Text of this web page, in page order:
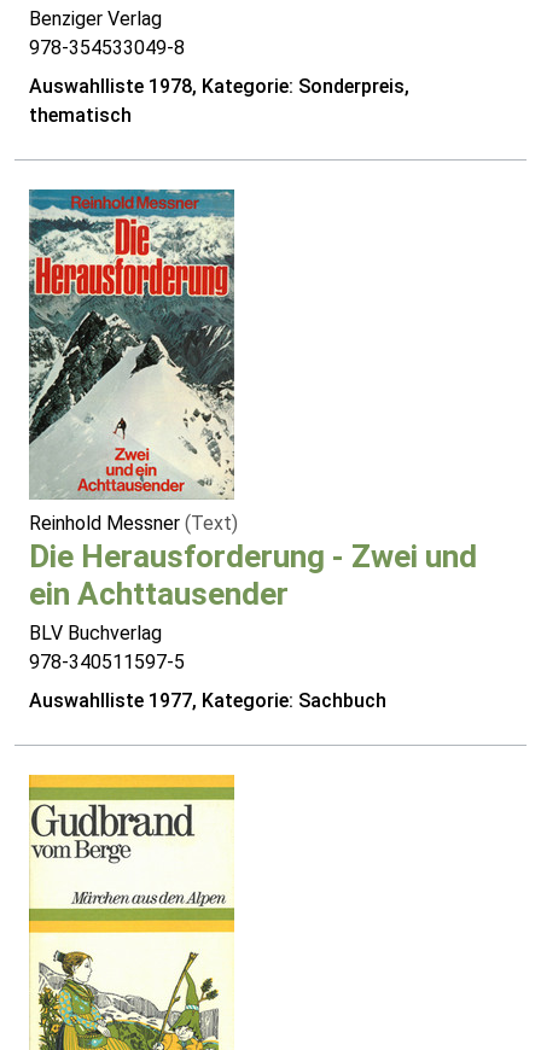
Benziger Verlag
978-354533049-8
Auswahlliste 1978, Kategorie: Sonderpreis,
thematisch
Reinhold Messner (Text)
Die Herausforderung - Zwei und
ein Achttausender
BLV Buchverlag
978-340511597-5
Auswahlliste 1977, Kategorie: Sachbuch